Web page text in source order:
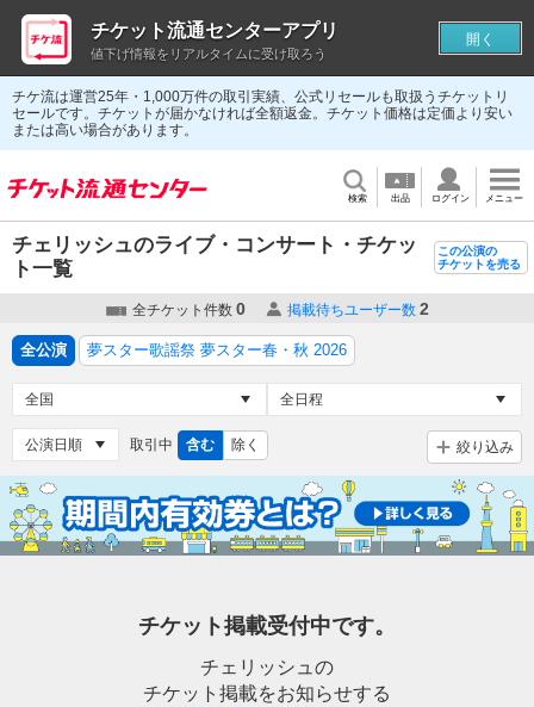
チケ流は運営25年・1,000万件の取引実績、公式リセールも取扱うチケットリ
セールです。チケットが届かなければ全額返金。チケット価格は定価より安い
または高い場合があります。
検索 出品 ログイン メニュー
チェリッシュのライブ・コンサート・チケッ
ト一覧
この公演の
チケットを売る
全チケット件数 0 掲載待ちユーザー数 2
全公演 夢スター歌謡祭 夢スター春・秋 2026
取引中 含む 除く 絞り込み
チケット掲載受付中です。
チェリッシュの
チケット掲載をお知らせする
チケット流通センターアプリ
値下げ情報をリアルタイムに受け取ろう
開く